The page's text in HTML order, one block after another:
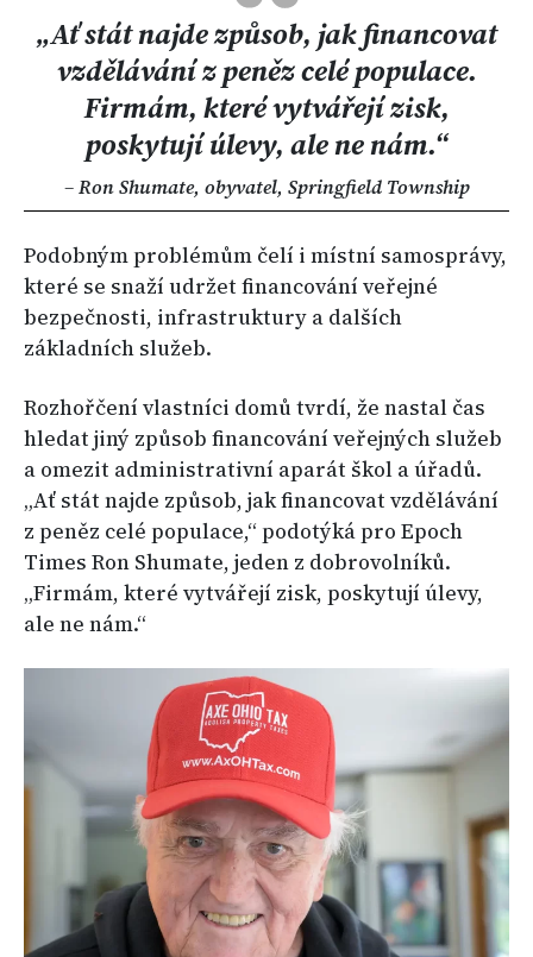
„Ať stát najde způsob, jak financovat
vzdělávání z peněz celé populace.
Firmám, které vytvářejí zisk,
poskytují úlevy, ale ne nám.“
–Ron Shumate, obyvatel, Springfield Township
Podobným problémům čelí i místní samosprávy,
které se snaží udržet financování veřejné
bezpečnosti, infrastruktury a dalších
základních služeb.
Rozhořčení vlastníci domů tvrdí, že nastal čas
hledat jiný způsob financování veřejných služeb
a omezit administrativní aparát škol a úřadů.
„Ať stát najde způsob, jak financovat vzdělávání
z peněz celé populace,“ podotýká pro Epoch
Times Ron Shumate, jeden z dobrovolníků.
„Firmám, které vytvářejí zisk, poskytují úlevy,
ale ne nám.“